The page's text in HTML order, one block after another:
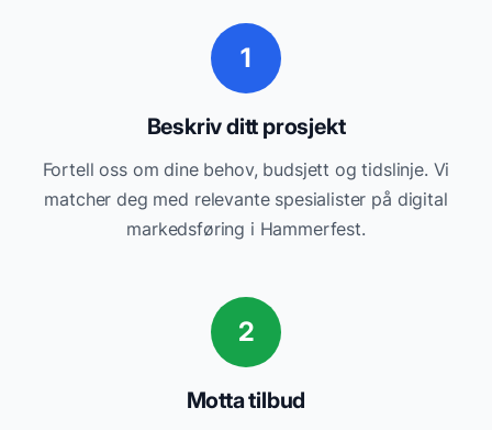
1
Beskriv ditt prosjekt
Fortell oss om dine behov, budsjett og tidslinje. Vi
matcher deg med relevante spesialister på digital
markedsføring i Hammerfest.
2
Motta tilbud